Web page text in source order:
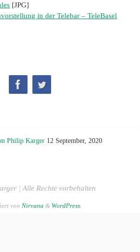
[JPG]
in der Telebar – TeleBasel
Philip Karger 12 September, 2020
¦ Alle Rechte vorbehalten
von Nirvana & WordPress.